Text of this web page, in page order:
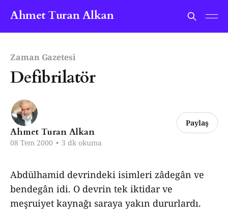
Ahmet Turan Alkan
Zaman Gazetesi
Defibrilatör
Ahmet Turan Alkan
08 Tem 2000 • 3 dk okuma
Paylaş
Abdülhamid devrindeki isimleri zâdegân ve
bendegân idi. O devrin tek iktidar ve
meşruiyet kaynağı saraya yakın dururlardı.